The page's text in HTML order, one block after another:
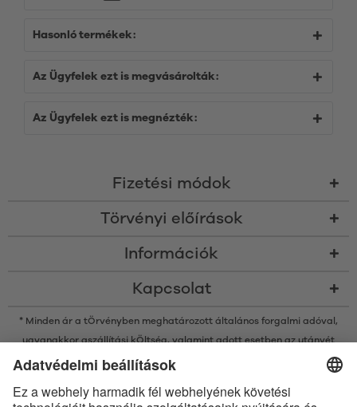
Hasonló termékek:
Az Ügyfelek ezt is megvásárolták:
Az Ügyfelek ezt is megnézték:
Fizetési módok
Törvényi előírások
Információk
Kapcsolat
* Minden ár a tÖrvényben meghatározott általános forgalmi adóval,
ugyanakkor aszállítási kÖltség, valamint adott esetben az utánvét
kÖltsége nélkÜl értendő, amennyiben nincsen máshogy leírva
az Satisfyer GmbH az ilyen védjegyeket mindenkor licenc alatt